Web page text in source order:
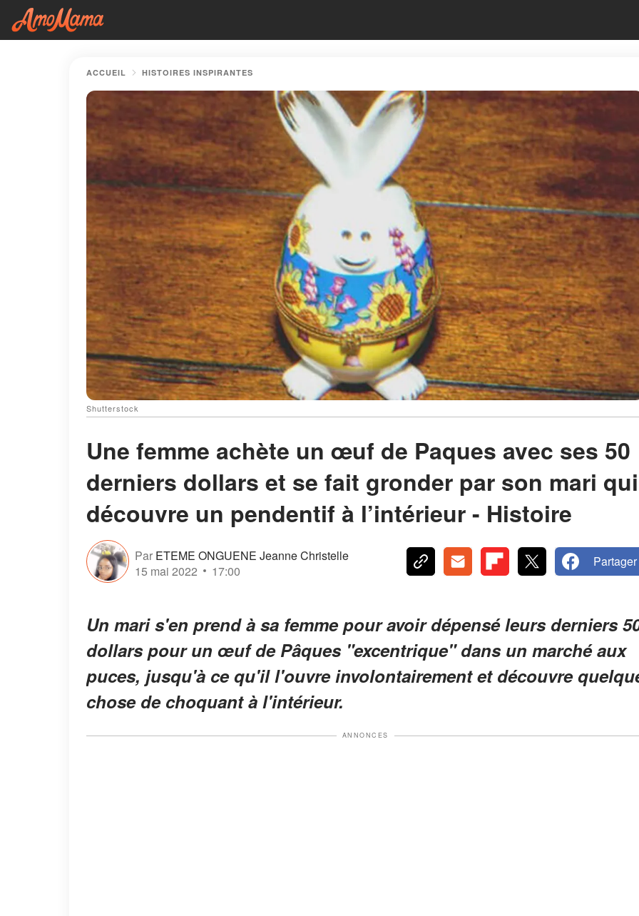
ACCUEIL HISTOIRES INSPIRANTES
Shutterstock
Une femme achète un œuf de Paques avec ses 50
derniers dollars et se fait gronder par son mari qui
découvre un pendentif à l’intérieur - Histoire
Par ETEME ONGUENE Jeanne Christelle
15 mai 2022
17:00
Partager
Un mari s'en prend à sa femme pour avoir dépensé leurs derniers
dollars pour un œuf de Pâques "excentrique" dans un marché aux
puces, jusqu'à ce qu'il l'ouvre involontairement et découvre
chose de choquant à l'intérieur.
ANNONCES